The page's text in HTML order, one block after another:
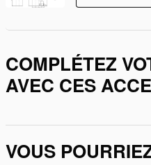
COMPLÉTEZ
AVEC CES
VOUS